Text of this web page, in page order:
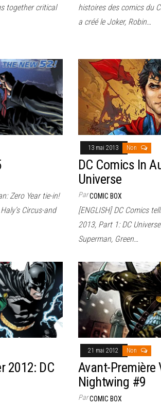
together critical
histoires des comics du
a créé le Joker, Robin…
Zero Year tie-in!
Circus-and
13 mai 2013 Non
DC Comics In
Universe
ParCOMIC BOX
[ENGLISH] DC Comics
2013, Part 1: DC
Superman, Green…
2012: DC
21 mai 2012 Non
Avant-Première
Nightwing #9
ParCOMIC BOX